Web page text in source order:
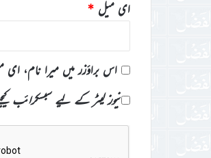
ای میل *
اس براؤزر میں میرا نام،
نیوز لیٹر کے لیے سبسکرائب